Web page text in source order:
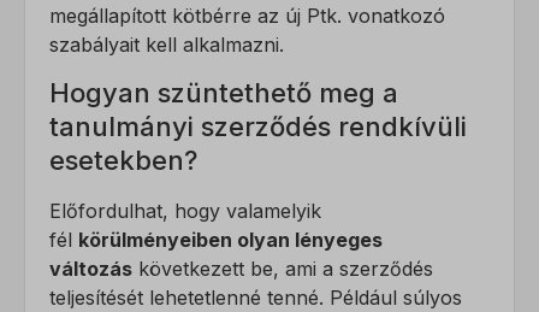
megállapított kötbérre az új Ptk. vonatkozó
szabályait kell alkalmazni.
Hogyan szüntethető meg a
tanulmányi szerződés rendkívüli
esetekben?
Előfordulhat, hogy valamelyik
fél körülményeiben olyan lényeges
változás következett be, ami a szerződés
teljesítését lehetetlenné tenné. Például súlyos
SLO_wptGlobTipTmp
ucp_tabs